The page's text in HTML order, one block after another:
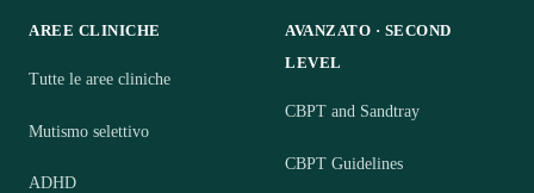
AREE CLINICHE
Tutte le aree cliniche
Mutismo selettivo
ADHD
AVANZATO · SECOND
LEVEL
CBPT and Sandtray
CBPT Guidelines